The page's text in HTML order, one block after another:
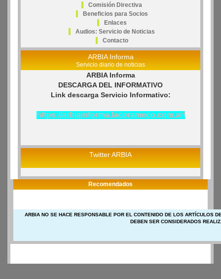
Comisión Directiva
Beneficios para Socios
Enlaces
Audios: Servicio de Noticias
Contacto
ARBIA Informa
Servicio diario de noticias
ARBIA Informa
DESCARGA DEL INFORMATIVO
Link descarga Servicio Informativo:
https://arbiainforma.lacorameco.com.ar/
Twitter ARBIA
Recomendados
ARBIA NO SE HACE RESPONSABLE POR EL CONTENIDO DE LOS ARTÍCULOS
DEBEN SER CONSIDERADOS